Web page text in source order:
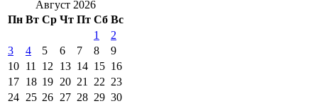
Август 2026
Пн Вт Ср Чт Пт Сб Вс
1
2
3
4 5 6 7 8
9
10 11 12 13 14 15 16
17 18 19 20 21 22 23
24 25 26 27 28 29 30